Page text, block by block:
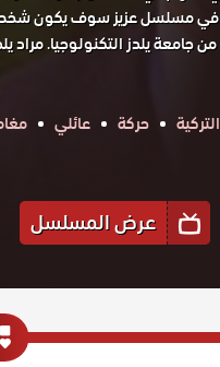
جامعة يلدز التكنولوجيا.
حركة عائلي
عرض المسلسل